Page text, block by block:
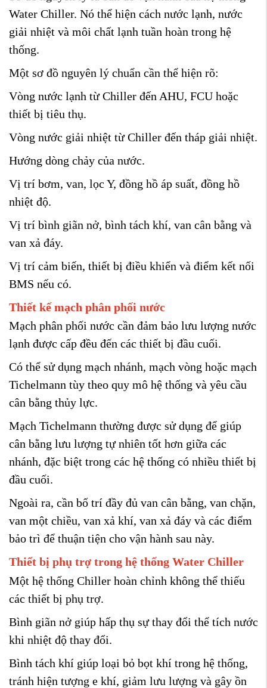
Water Chiller. Nó thể hiện cách nước lạnh, nước
giải nhiệt và môi chất lạnh tuần hoàn trong hệ
thống.
Một sơ đồ nguyên lý chuẩn cần thể hiện rõ:
Vòng nước lạnh từ Chiller đến AHU, FCU hoặc
thiết bị tiêu thụ.
Vòng nước giải nhiệt từ Chiller đến tháp giải nhiệt.
Hướng dòng chảy của nước.
Vị trí bơm, van, lọc Y, đồng hồ áp suất, đồng hồ
nhiệt độ.
Vị trí bình giãn nở, bình tách khí, van cân bằng và
van xả đáy.
Vị trí cảm biến, thiết bị điều khiển và điểm kết nối
BMS nếu có.
Thiết kế mạch phân phối nước
Mạch phân phối nước cần đảm bảo lưu lượng nước
lạnh được cấp đều đến các thiết bị đầu cuối.
Có thể sử dụng mạch nhánh, mạch vòng hoặc mạch
Tichelmann tùy theo quy mô hệ thống và yêu cầu
cân bằng thủy lực.
Mạch Tichelmann thường được sử dụng để giúp
cân bằng lưu lượng tự nhiên tốt hơn giữa các
nhánh, đặc biệt trong các hệ thống có nhiều thiết bị
đầu cuối.
Ngoài ra, cần bố trí đầy đủ van cân bằng, van chặn,
van một chiều, van xả khí, van xả đáy và các điểm
bảo trì để thuận tiện cho vận hành sau này.
Thiết bị phụ trợ trong hệ thống Water Chiller
Một hệ thống Chiller hoàn chỉnh không thể thiếu
các thiết bị phụ trợ.
Bình giãn nở giúp hấp thụ sự thay đổi thể tích nước
khi nhiệt độ thay đổi.
Bình tách khí giúp loại bỏ bọt khí trong hệ thống,
tránh hiện tượng e khí, giảm lưu lượng và gây ồn